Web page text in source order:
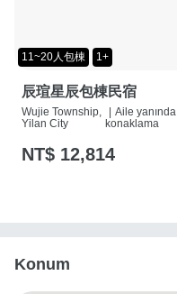
11~20人包棟 1+
辰瑄星辰包棟民宿
Wujie Township,
Yilan City
Aile yanında
konaklama
NT$ 12,814
Konum